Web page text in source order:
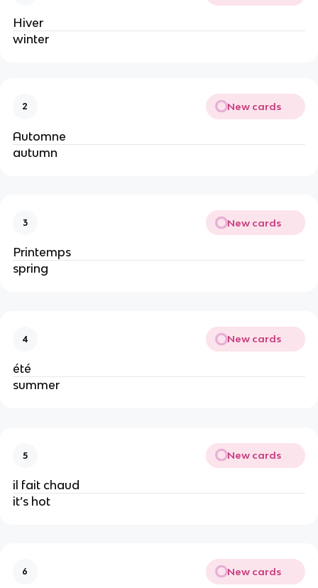
Hiver
winter
2 New cards
Automne
autumn
3 New cards
Printemps
spring
4 New cards
été
summer
5 New cards
il fait chaud
it’s hot
6 New cards